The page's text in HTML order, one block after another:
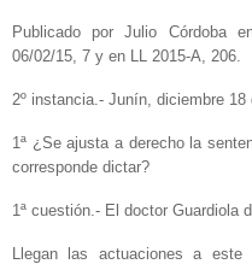
Publicado por Julio Córdoba
06/02/15, 7 y en LL 2015-A, 206.
2º instancia.- Junín, diciembre 18
1ª ¿Se ajusta a derecho la
corresponde dictar?
1ª cuestión.- El doctor Guardiola
Llegan las actuaciones a